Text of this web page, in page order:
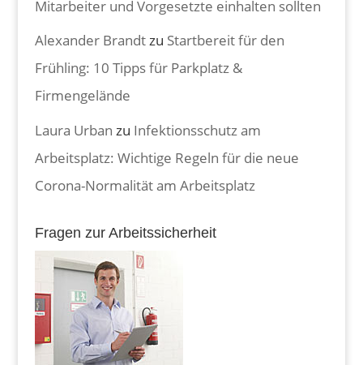
Mitarbeiter und Vorgesetzte einhalten sollten
Alexander Brandtzu Startbereit für den
Frühling: 10 Tipps für Parkplatz &
Firmengelände
Laura Urban zu Infektionsschutz am
Arbeitsplatz: Wichtige Regeln für die neue
Corona-Normalität am Arbeitsplatz
Fragen zur Arbeitssicherheit